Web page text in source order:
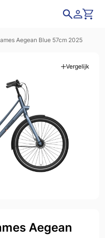
Aegean Blue 57cm 2025
Vergelijk
Aegean